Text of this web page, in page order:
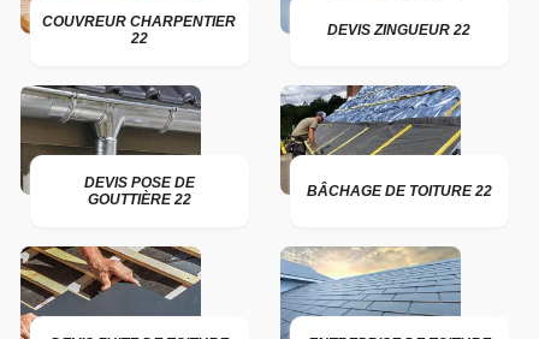
COUVREUR CHARPENTIER
22
DEVIS ZINGUEUR 22
DEVIS POSE DE
GOUTTIÈRE 22
BÂCHAGE DE TOITURE 22